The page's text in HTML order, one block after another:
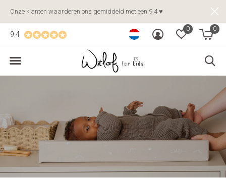
0 0
9.4
Onze klanten waarderen ons gemiddeld met een 9.4 ♥